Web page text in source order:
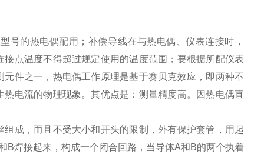
号的热电偶配用；补偿导线在与热电偶、仪表连接时，
点温度不得超过规定使用的温度范围；要根据所配仪表
件之一，热电偶工作原理是基于赛贝克效应，即两种不
电流的物理现象。其优点是：测量精度高。因热电偶直
成，而且不受大小和开头的限制，外有保护套管，用起
B焊接起来，构成一个闭合回路，当导体A和B的两个执着